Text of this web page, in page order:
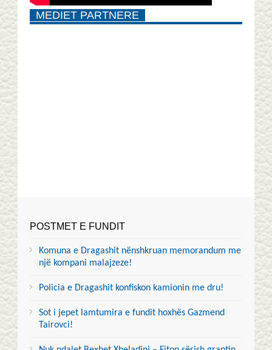
MEDIET PARTNERE
POSTMET E FUNDIT
Komuna e Dragashit nënshkruan memorandum me
një kompani malajzeze!
Policia e Dragashit konfiskon kamionin me dru!
Sot i jepet lamtumira e fundit hoxhës Gazmend
Tairovci!